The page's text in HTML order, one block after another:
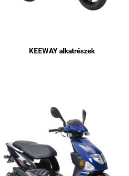
KEEWAY alkatrészek